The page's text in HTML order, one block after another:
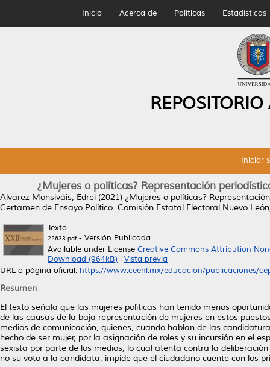
Inicio Acerca de Políticas Estadísticas
Iniciar
¿Mujeres o políticas? Representación
Alvarez Monsiváis, Edrei (2021) ¿Mujeres o políticas?
Certamen de Ensayo Político. Comisión Estatal Electoral Nuevo
Texto
22633.pdf- Versión Publicada
Available under License Creative Commons Attribution
Download (964kB)
Vista previa
URL o página oficial: https://www.ceenl.mx/educacion/publicaciones/
Resumen
El texto señala que las mujeres políticas han tenido menos
de las causas de la baja representación de mujeres en estos
medios de comunicación, quienes, cuando hablan de las
hecho de ser mujer, por la asignación de roles y su incursión en el
sexista por parte de los medios, lo cual atenta contra la
no su voto a la candidata, impide que el ciudadano cuente con los